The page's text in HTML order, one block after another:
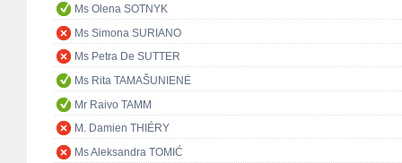
Ms Olena SOTNYK
Ms Simona SURIANO
Ms Petra De SUTTER
Ms Rita TAMAŠUNIENĖ
Mr Raivo TAMM
M. Damien THIÉRY
Ms Aleksandra TOMIĆ